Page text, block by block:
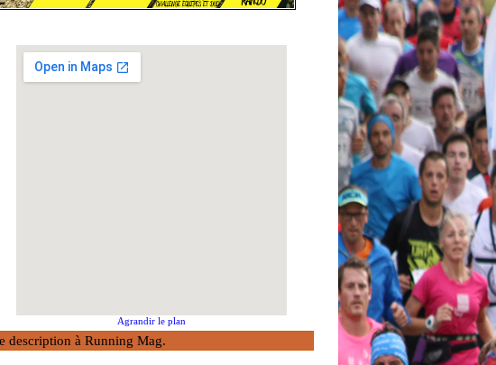
Agrandir le plan
description à Running Mag.